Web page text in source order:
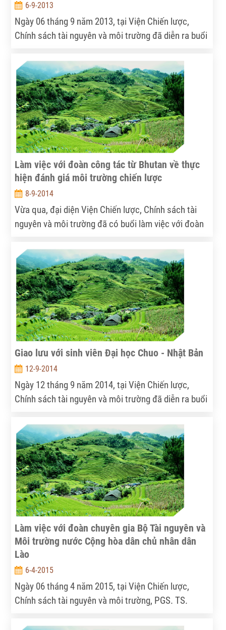
6-9-2013
Ngày 06 tháng 9 năm 2013, tại Viện Chiến lược,
Chính sách tài nguyên và môi trường đã diễn ra buổi
đoàn sinh viên trường Đại học Chuo - Nhật Bản.
PGS.TS. Nguyễn Thế Chinh, Phó Viện trưởng chủ trì
buổi giao lưu.
Làm việc với đoàn công tác từ Bhutan về thực
hiện đánh giá môi trường chiến lược
8-9-2014
Vừa qua, đại diện Viện Chiến lược, Chính sách tài
nguyên và môi trường đã có buổi làm việc với đoàn
giá môi trường chiến lược (SEA). Buổi làm việc diễn
ra vào đầu tháng 9 năm 2014 tại trụ sở Viện.
Giao lưu với sinh viên Đại học Chuo - Nhật Bản
12-9-2014
Ngày 12 tháng 9 năm 2014, tại Viện Chiến lược,
Chính sách tài nguyên và môi trường đã diễn ra buổi
Nhật Bản. TS. Nguyễn Thắng, Phó Viện trưởng,
PGS.TS. Nguyễn Thế Chinh, Phó Viện trưởng và
toàn thể đoàn viên thanh niên của Viện đã tham dự
buổi giao lưu.
Làm việc với đoàn chuyên gia Bộ Tài nguyên và
Môi trường nước Cộng hòa dân chủ nhân dân
Lào
6-4-2015
Ngày 06 tháng 4 năm 2015, tại Viện Chiến lược,
Chính sách tài nguyên và môi trường, PGS. TS.